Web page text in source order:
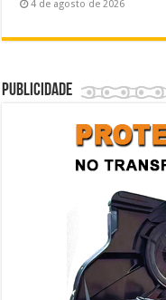
4 de agosto de 2026
Publicidade